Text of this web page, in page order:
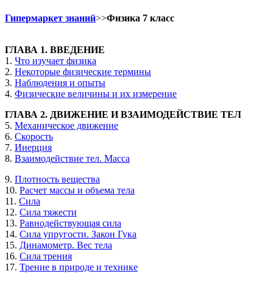
Гипермаркет знаний>>Физика 7 класс
ГЛАВА 1. ВВЕДЕНИЕ
1. Что изучает физика
2. Некоторые физические термины
3. Наблюдения и опыты
4. Физические величины и их измерение
ГЛАВА 2. ДВИЖЕНИЕ И ВЗАИМОДЕЙСТВИЕ ТЕЛ
5. Механическое движение
6. Скорость
7. Инерция
8. Взаимодействие тел. Масса
9. Плотность вещества
10. Расчет массы и объема тела
11. Сила
12. Сила тяжести
13. Равнодействующая сила
14. Сила упругости. Закон Гука
15. Динамометр. Вес тела
16. Сила трения
17. Трение в природе и технике